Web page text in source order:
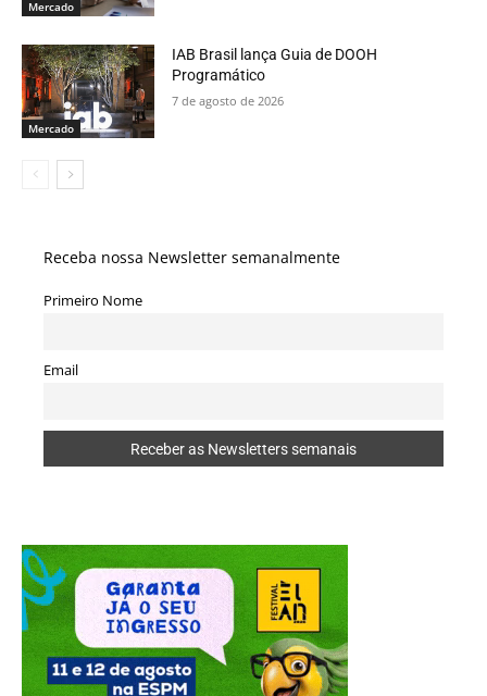
Mercado
Mercado
IAB Brasil lança Guia de DOOH
Programático
7 de agosto de 2026
Receba nossa Newsletter semanalmente
Primeiro Nome
Email